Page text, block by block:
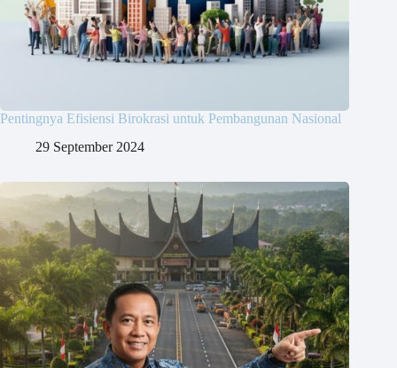
Pentingnya Efisiensi Birokrasi untuk Pembangunan Nasional
29 September 2024